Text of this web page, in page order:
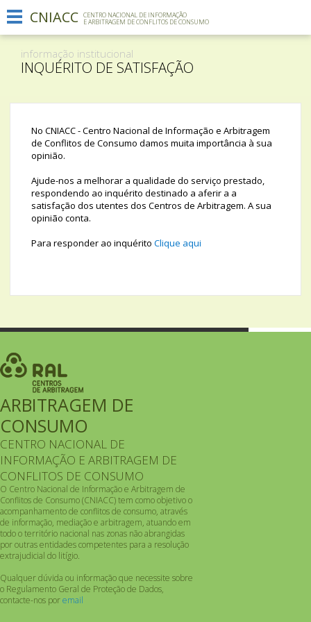
Menu
Informação institucional
O que fazemos
Contactos
CNIACC CENTRO NACIONAL DE INFORMAÇÃO
E ARBITRAGEM DE CONFLITOS DE CONSUMO
informação institucional
INQUÉRITO DE SATISFAÇÃO
No CNIACC - Centro Nacional de Informação e Arbitragem
de Conflitos de Consumo damos muita importância à sua
opinião.
Ajude-nos a melhorar a qualidade do serviço prestado,
respondendo ao inquérito destinado a aferir a a
satisfação dos utentes dos Centros de Arbitragem. A sua
opinião conta.
Para responder ao inquérito Clique aqui
ARBITRAGEM DE
CONSUMO
CENTRO NACIONAL DE
INFORMAÇÃO E ARBITRAGEM DE
CONFLITOS DE CONSUMO
O Centro Nacional de Informação e Arbitragem de
Conflitos de Consumo (CNIACC) tem como objetivo o
acompanhamento de conflitos de consumo, através
de informação, mediação e arbitragem, atuando em
todo o território nacional nas zonas não abrangidas
por outras entidades competentes para a resolução
extrajudicial do litígio.
Qualquer dúvida ou informação que necessite sobre
o Regulamento Geral de Proteção de Dados,
contacte-nos poremail